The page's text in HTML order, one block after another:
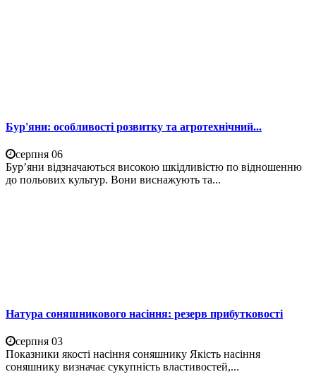
Бур'яни: особливості розвитку та агротехнічний...
серпня 06
Бур’яни відзначаються високою шкідливістю по відношенню
до польових культур. Вони виснажують та...
Натура соняшникового насіння: резерв прибутковості
серпня 03
Показники якості насіння соняшнику Якість насіння
соняшнику визначає сукупність властивостей,...